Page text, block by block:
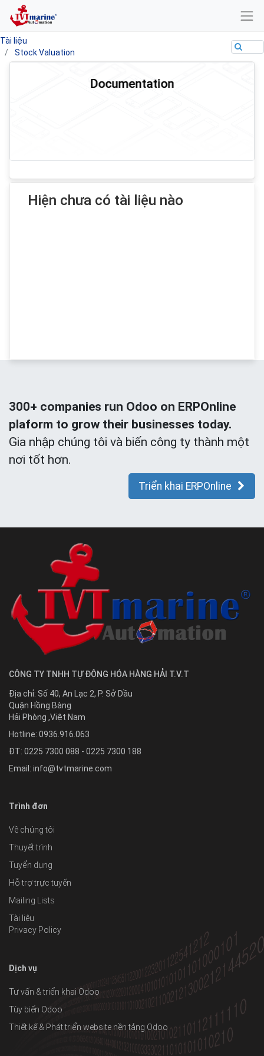
Tài liệu
Stock Valuation
Documentation
Hiện chưa có tài liệu nào
300+ companies run Odoo on ERPOnline
plaform to grow their businesses today.
Gia nhập chúng tôi và biến công ty thành một
nơi tốt hơn.
Triển khai ERPOnline
CÔNG TY TNHH TỰ ĐỘNG HÓA HÀNG HẢI T.V.T
Địa chỉ: Số 40, An Lạc 2, P. Sở Dầu
Quận Hồng Bàng
Hải Phòng ,Việt Nam
Hotline: 0936.916.063
ĐT: 0225 7300 088 - 0225 7300 188
Email: info@tvtmarine.com
Trình đơn
Về chúng tôi
Thuyết trình
Tuyển dụng
Hỗ trợ trực tuyến
Mailing Lists
Tài liệu
Privacy Policy
Dịch vụ
Tư vấn & triển khai Odoo
Tùy biến Odoo
Thiết kế & Phát triển website nền tảng Odoo